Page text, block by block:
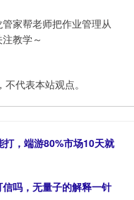
家帮老师把作业管理从
教学～
代表本站观点。
，端游80%市场10天就
吗，无量子的解释一针